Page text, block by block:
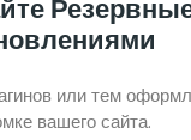
или тем
вашего сайта.